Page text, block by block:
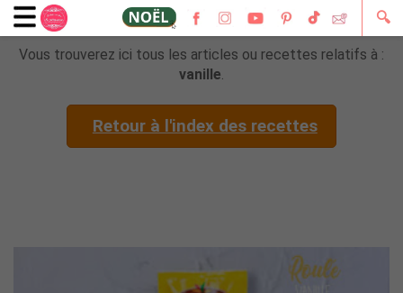
🔍
Vous trouverez ici tous les articles ou recettes relatifs à :
vanille
Retour à l'index des recettes